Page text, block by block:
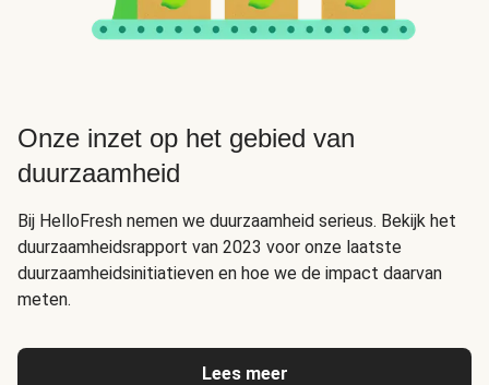
Onze inzet op het gebied van
duurzaamheid
Bij HelloFresh nemen we duurzaamheid serieus. Bekijk het
duurzaamheidsrapport van 2023 voor onze laatste
duurzaamheidsinitiatieven en hoe we de impact daarvan
meten.
Lees meer